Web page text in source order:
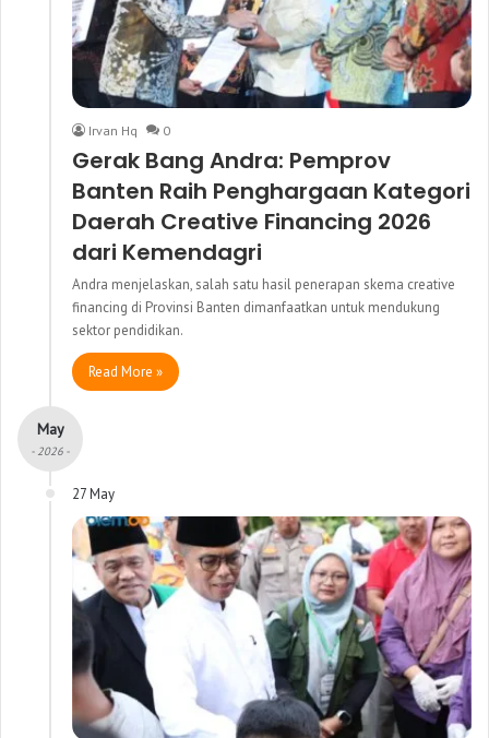
Irvan Hq 0
Gerak Bang Andra: Pemprov
Banten Raih Penghargaan Kategori
Daerah Creative Financing 2026
dari Kemendagri
Andra menjelaskan, salah satu hasil penerapan skema creative
financing di Provinsi Banten dimanfaatkan untuk mendukung
sektor pendidikan.
Read More »
May
- 2026 -
27 May